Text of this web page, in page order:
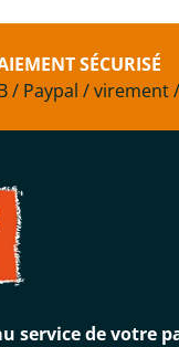
SÉCURISÉ
/ Paypal / virement
service de votre